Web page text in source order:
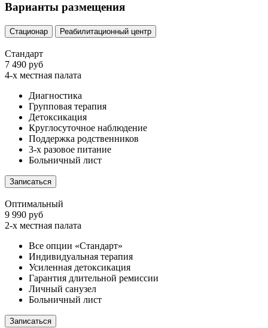
Варианты размещения
Стационар Реабилитационный центр
Стандарт
7 490 руб
4-х местная палата
Диагностика
Групповая терапия
Детоксикация
Круглосуточное наблюдение
Поддержка родственников
3-х разовое питание
Больничный лист
Записаться
Оптимальный
9 990 руб
2-х местная палата
Все опции «Стандарт»
Индивидуальная терапия
Усиленная детоксикация
Гарантия длительной ремиссии
Личный санузел
Больничный лист
Записаться